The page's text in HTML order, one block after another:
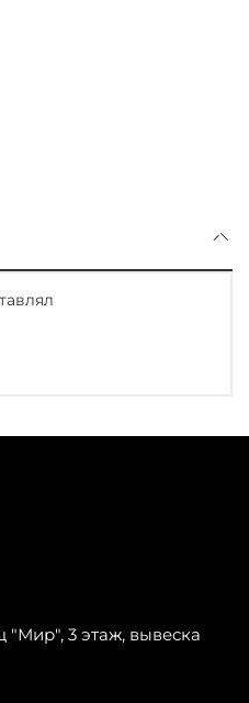
"Мир", 3 этаж, вывеска